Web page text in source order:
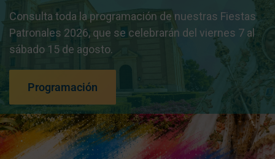
Consulta toda la programación de nuestras Fiestas
Patronales 2026, que se celebrarán del viernes 7 al
sábado 15 de agosto.
Programación